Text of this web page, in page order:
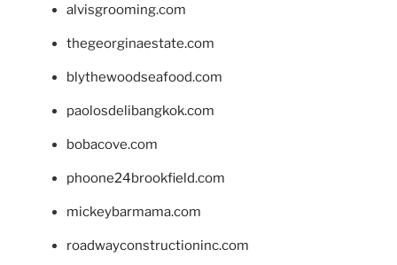
alvisgrooming.com
thegeorginaestate.com
blythewoodseafood.com
paolosdelibangkok.com
bobacove.com
phoone24brookfield.com
mickeybarmama.com
roadwayconstructioninc.com